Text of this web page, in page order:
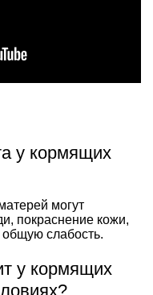
у кормящих
могут
покраснение кожи,
слабость.
у кормящих